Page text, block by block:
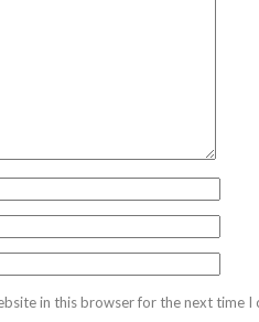
in this browser for the next time I